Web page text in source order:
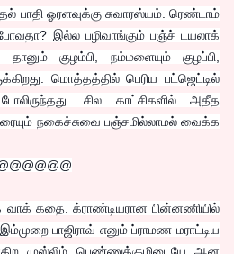
முதல் பாதி ஓரளவுக்கு சுவாரஸ்யம். ரெண்டாம்
இல்ல பழிவாங்கும் பஞ்ச் டயலாக்
குழம்பி, நம்மளையும் குழப்பி,
மொத்தத்தில் பெரிய பட்ஜெட்டில்
சில காட்சிகளில் அதீத
நகைச்சுவை பஞ்சமில்லாமல் வைக்க
வாக் கதை. க்ராண்டியரான பின்னணியில்
பாஜிராவ் எனும் ப்ராமண மராட்டிய
முஸ்லிம் பெண்ணுக்குமிடையே ஆன